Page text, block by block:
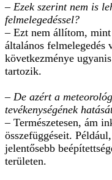
– Ezek szerint nem is
felmelegedéssel?
– Ezt nem állítom,
általános felmelegedés
következménye
tartozik.
– De azért a
tevékenységének
– Természetesen, ám
összefüggéseit.
jelentősebb
területen.